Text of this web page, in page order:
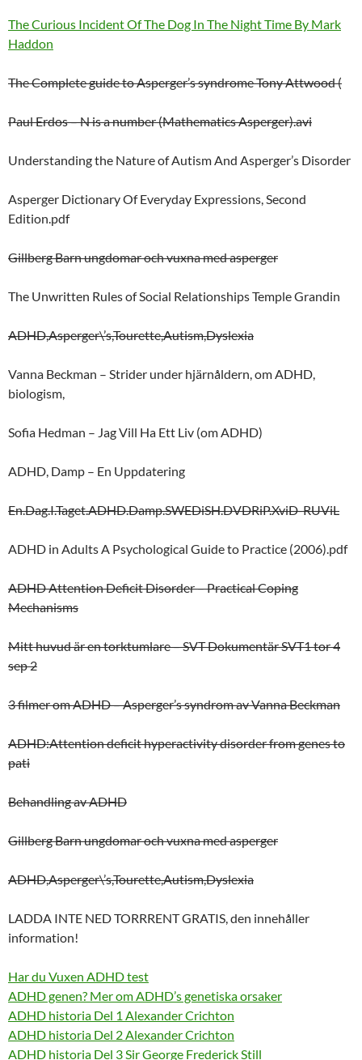
The Curious Incident Of The Dog In The Night Time By Mark
Haddon
The Complete guide to Asperger’s syndrome Tony Attwood (
Paul Erdos – N is a number (Mathematics Asperger).avi
Understanding the Nature of Autism And Asperger’s Disorder
Asperger Dictionary Of Everyday Expressions, Second
Edition.pdf
Gillberg Barn ungdomar och vuxna med asperger
The Unwritten Rules of Social Relationships Temple Grandin
ADHD,Asperger\’s,Tourette,Autism,Dyslexia
Vanna Beckman – Strider under hjärnåldern, om ADHD,
biologism,
Sofia Hedman – Jag Vill Ha Ett Liv (om ADHD)
ADHD, Damp – En Uppdatering
En.Dag.I.Taget.ADHD.Damp.SWEDiSH.DVDRiP.XviD-RUViL
ADHD in Adults A Psychological Guide to Practice (2006).pdf
ADHD Attention Deficit Disorder – Practical Coping
Mechanisms
Mitt huvud är en torktumlare – SVT Dokumentär SVT1 tor 4
sep 2
3 filmer om ADHD – Asperger’s syndrom av Vanna Beckman
ADHD:Attention deficit hyperactivity disorder from genes to
pati
Behandling av ADHD
Gillberg Barn ungdomar och vuxna med asperger
ADHD,Asperger\’s,Tourette,Autism,Dyslexia
LADDA INTE NED TORRRENT GRATIS, den innehåller
information!
Har du Vuxen ADHD test
ADHD genen? Mer om ADHD’s genetiska orsaker
ADHD historia Del 1 Alexander Crichton
ADHD historia Del 2Alexander Crichton
ADHD historia Del 3 Sir George Frederick Still